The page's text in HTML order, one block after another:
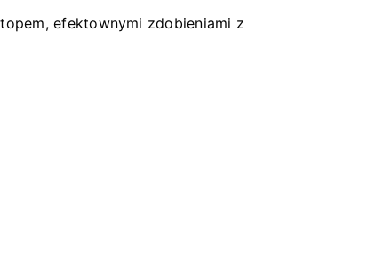
efektownymi zdobieniami z